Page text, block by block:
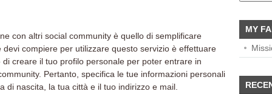
con altri social community è quello di semplificare
compiere per utilizzare questo servizio è effettuare
di creare il tuo profilo personale per poter entrare in
Pertanto, specifica le tue informazioni personali
di nascita, la tua città e il tuo indirizzo e mail.
MY